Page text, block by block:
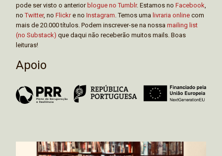
pode ser visto o anterior blogue no Tumblr. Estamos no Facebook,
noTwitter, no Flickre no Instagram. Temos uma livraria online com
mais de 20.000 títulos. Podem inscrever-se na nossa mailing list
(no Substack) que daqui não receberão muitos mails. Boas
leituras!
Apoio